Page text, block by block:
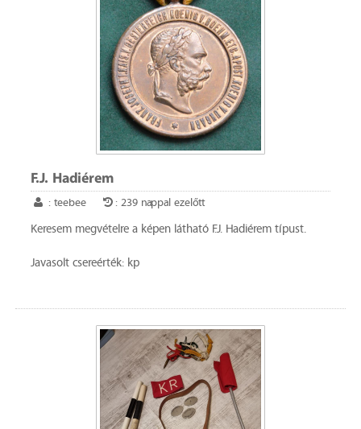
F.J. Hadiérem
: teebee : 239 nappal ezelőtt
Keresem megvételre a képen látható F.J. Hadiérem típust.
Javasolt csereérték: kp